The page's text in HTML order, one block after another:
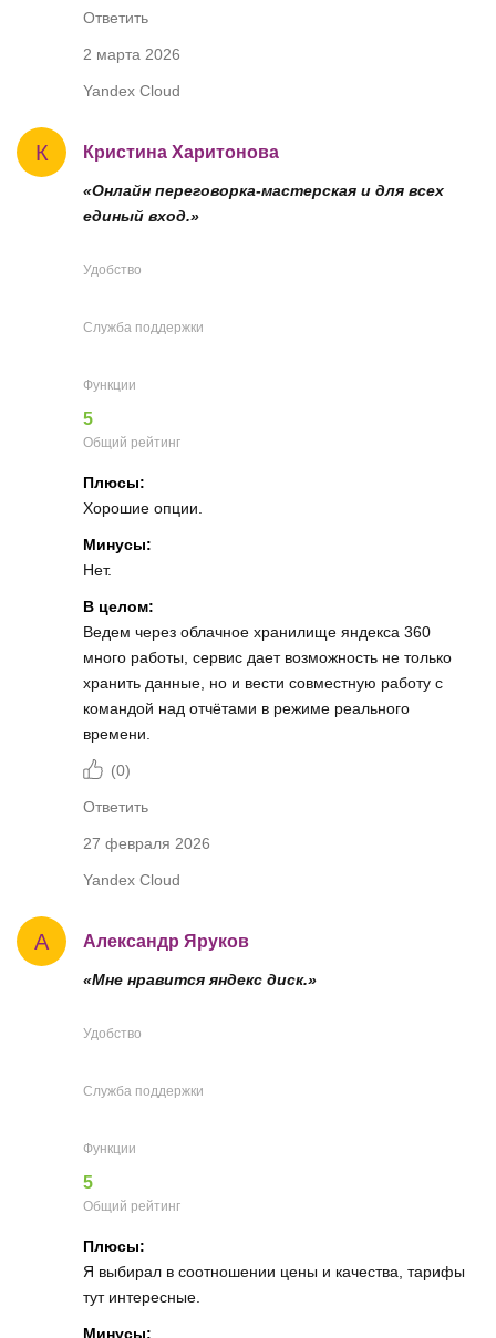
Ответить
2 марта 2026
Yandex Cloud
К Кристина Харитонова
«Онлайн переговорка-мастерская и для всех
единый вход.»
Удобство
Служба поддержки
Функции
5
Общий рейтинг
Плюсы:
Хорошие опции.
Минусы:
Нет.
В целом:
Ведем через облачное хранилище яндекса 360
много работы, сервис дает возможность не только
хранить данные, но и вести совместную работу с
командой над отчётами в режиме реального
времени.
(0)
Ответить
27 февраля 2026
Yandex Cloud
А Александр Яруков
«Мне нравится яндекс диск.»
Удобство
Служба поддержки
Функции
5
Общий рейтинг
Плюсы:
Я выбирал в соотношении цены и качества, тарифы
тут интересные.
Минусы: